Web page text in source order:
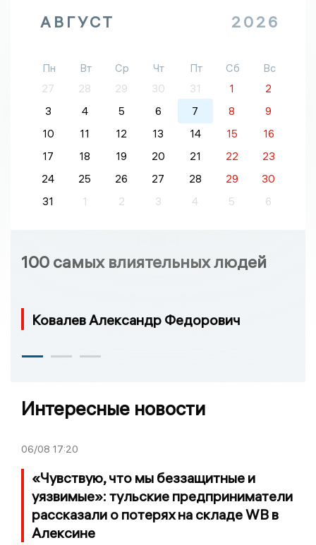
АВГУСТ 2026
Пн Вт Ср Чт Пт Сб
Вс
27
28 29 30 31 1
2
3
4 5 6 7 8
9
10
11 12 13 14 15
16
17
18 19 20 21 22
23
24
25 26 27 28 29
30
31
1 2 3 4 5 6
100 самых влиятельных людей
Ковалев Александр Федорович
Интересные новости
06/08 17:20
«Чувствую, что мы беззащитные и
уязвимые»: тульские предприниматели
рассказали о потерях на складе WB в
Алексине